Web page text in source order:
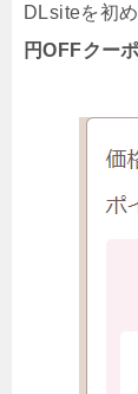
DLsiteを初
円OFFクー